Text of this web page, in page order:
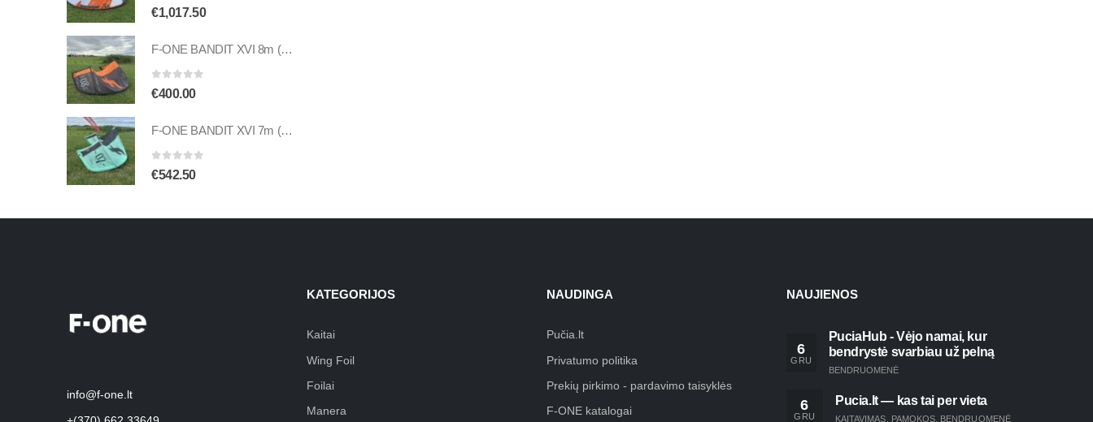
0 out of 5
€1,017.50
F-ONE BANDIT XVI 8m (naudotas)
0 out of 5
€400.00
F-ONE BANDIT XVI 7m (naudotas)
0out of 5
€542.50
info@f-one.lt
KATEGORIJOS
Kaitai
Wing Foil
Foilai
Manera
NAUDINGA
Pučia.lt
Privatumo politika
Prekių pirkimo - pardavimo taisyklės
F-ONE katalogai
NAUJIENOS
6
GRU
PuciaHub - Vėjo namai, kur
bendrystė svarbiau už pelną
BENDRUOMENĖ
6
GRU
Pucia.lt — kas tai per vieta
KAITAVIMAS PAMOKOS BENDRUOMENĖ